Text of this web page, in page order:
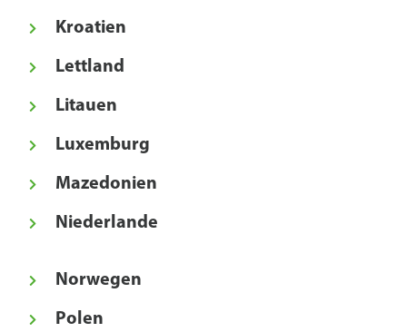
Kroatien
Lettland
Litauen
Luxemburg
Mazedonien
Niederlande
Norwegen
Polen